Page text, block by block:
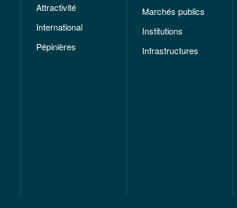
Attractivité
International
Pépinières
Marchés publics
Institutions
Infrastructures